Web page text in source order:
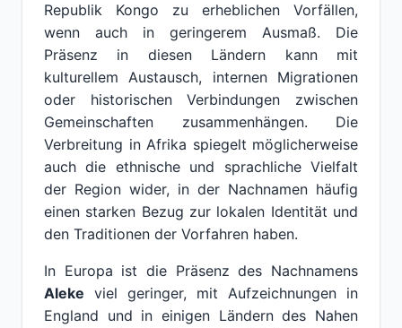
Republik Kongo zu erheblichen Vorfällen,
wenn auch in geringerem Ausmaß. Die
Präsenz in diesen Ländern kann mit
kulturellem Austausch, internen Migrationen
oder historischen Verbindungen zwischen
Gemeinschaften zusammenhängen. Die
Verbreitung in Afrika spiegelt möglicherweise
auch die ethnische und sprachliche Vielfalt
der Region wider, in der Nachnamen häufig
einen starken Bezug zur lokalen Identität und
den Traditionen der Vorfahren haben.
In Europa ist die Präsenz des Nachnamens
Aleke viel geringer, mit Aufzeichnungen in
England und in einigen Ländern des Nahen